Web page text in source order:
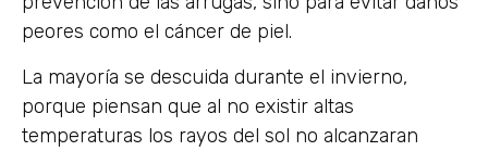
peores como el cáncer de piel.
La mayoría se descuida durante el invierno,
porque piensan que al no existir altas
temperaturas los rayos del sol no alcanzaran